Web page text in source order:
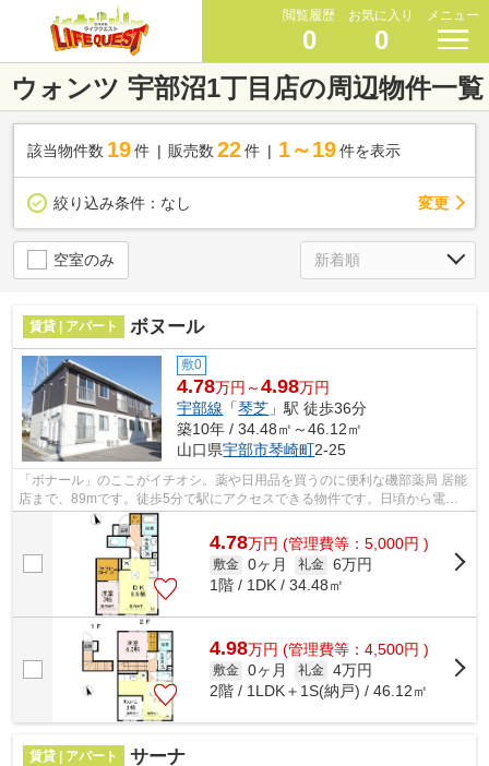
閲覧履歴
0
お気に入り
0
メニュー
ウォンツ 宇部沼1丁目店の周辺物件一覧
該当物件数 19件 販売数 22 件 1～19 件を表示
絞り込み条件： なし 変更
空室のみ
賃貸 | アパート ボヌール
敷0
4.78万円～4.98万円
宇部線 「琴芝 」駅 徒歩36分
築10年 / 34.48㎡～46.12㎡
山口県宇部市琴崎町2-25
「ボナール」のここがイチオシ。薬や日用品を買うのに便利な磯部薬局 居能
店まで、89mです。徒歩5分で駅にアクセスできる物件です。日頃から電車
をよく利用するなら2駅利用可能な物件...
4.78万円 (管理費等：5,000円 )
敷金 0ヶ月 礼金 6万円
1階 / 1DK / 34.48㎡
4.98万円 (管理費等：4,500円 )
敷金 0ヶ月 礼金 4万円
2階 / 1LDK＋1S(納戸) / 46.12㎡
賃貸 | アパート サーナ